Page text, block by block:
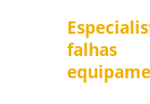
falhas